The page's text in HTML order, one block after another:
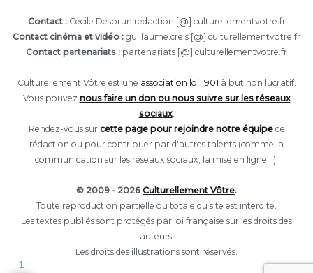
Contact :Cécile Desbrun redaction [@] culturellementvotre.fr
Contact cinéma et vidéo : guillaume.creis [@] culturellementvotre.fr
Contact partenariats : partenariats [@] culturellementvotre.fr
Culturellement Vôtre est une association loi 1901 à but non lucratif.
Vous pouvez nous faire un don ou nous suivre sur les réseaux
sociaux.
Rendez-vous sur cette page pour rejoindre notre équipe de
rédaction ou pour contribuer par d'autres talents (comme la
communication sur les réseaux sociaux, la mise en ligne...).
© 2009 - 2026 Culturellement Vôtre.
Toute reproduction partielle ou totale du site est interdite.
Les textes publiés sont protégés par loi française sur les droits des
auteurs.
Les droits des illustrations sont réservés.
1